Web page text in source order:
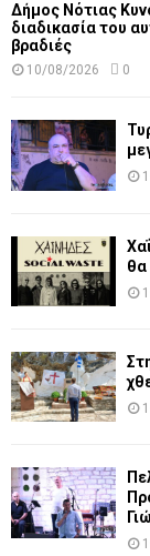
Δήμος Νότιας
διαδικασία του
βραδιές
10/08/2026 0
θα